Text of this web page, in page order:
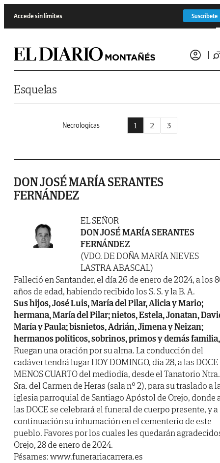
Accede sin límites Suscríbete
Esquelas
Necrologicas 1 2 3
DON JOSÉ MARÍA SERANTES
FERNÁNDEZ
EL SEÑOR
DON JOSÉ MARÍA SERANTES
FERNÁNDEZ
(VDO. DE DOÑA MARÍA NIEVES
LASTRA ABASCAL)
Falleció en Santander, el día 26 de enero de 2024, a los
años de edad, habiendo recibido los S. S. y la B. A.
Sus hijos, José Luis, María del Pilar, Alicia y Mario;
hermana, María del Pilar; nietos, Estela, Jonatan,
María y Paula; bisnietos, Adrián, Jimena y Neizan;
hermanos políticos, sobrinos, primos y demás familia,
Ruegan una oración por su alma. La conducción del
cadáver tendrá lugar HOY DOMINGO, día 28, a las DOCE
MENOS CUARTO del mediodía, desde el Tanatorio Ntra.
Sra. del Carmen de Heras (sala nº 2), para su traslado a
iglesia parroquial de Santiago Apóstol de Orejo, donde
las DOCE se celebrará el funeral de cuerpo presente, y a
continuación su inhumación en el cementerio de este
pueblo. Favores por los cuales les quedarán
Orejo, 28 de enero de 2024.
Pésames: www.funerariacarrera.es